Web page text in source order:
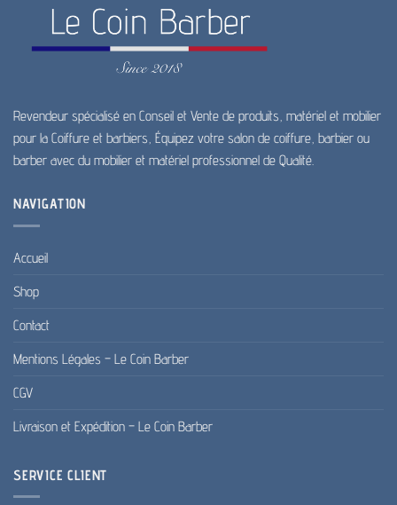
Revendeur spécialisé en Conseil et Vente de produits, matériel et mobilier
pour la Coiffure et barbiers, Équipez votre salon de coiffure, barbier ou
barber avec du mobilier et matériel professionnel de Qualité.
NAVIGATION
Accueil
Shop
Contact
Mentions Légales – Le Coin Barber
CGV
Livraison et Expédition – Le Coin Barber
SERVICE CLIENT